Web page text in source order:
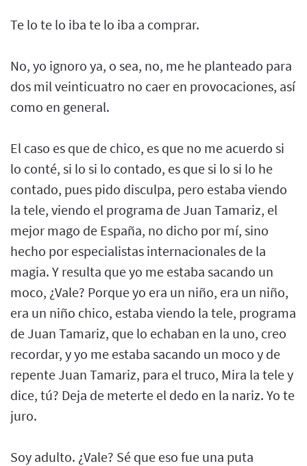
Te lo te lo iba te lo iba a comprar.
No, yo ignoro ya, o sea, no, me he planteado para
dos mil veinticuatro no caer en provocaciones, así
como en general.
El caso es que de chico, es que no me acuerdo si
lo conté, si lo si lo contado, es que si lo si lo he
contado, pues pido disculpa, pero estaba viendo
la tele, viendo el programa de Juan Tamariz, el
mejor mago de España, no dicho por mí, sino
hecho por especialistas internacionales de la
magia. Y resulta que yo me estaba sacando un
moco, ¿Vale? Porque yo era un niño, era un niño,
era un niño chico, estaba viendo la tele, programa
de Juan Tamariz, que lo echaban en la uno, creo
recordar, y yo me estaba sacando un moco y de
repente Juan Tamariz, para el truco, Mira la tele y
dice, tú? Deja de meterte el dedo en la nariz. Yo te
juro.
Soy adulto. ¿Vale? Sé que eso fue una puta